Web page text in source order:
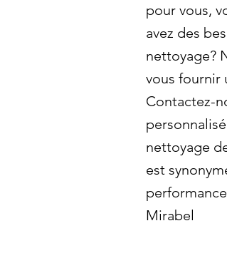
pour vous,
avez des
nettoyage?
vous fournir
Contactez-
nettoyage
est
Mirabel